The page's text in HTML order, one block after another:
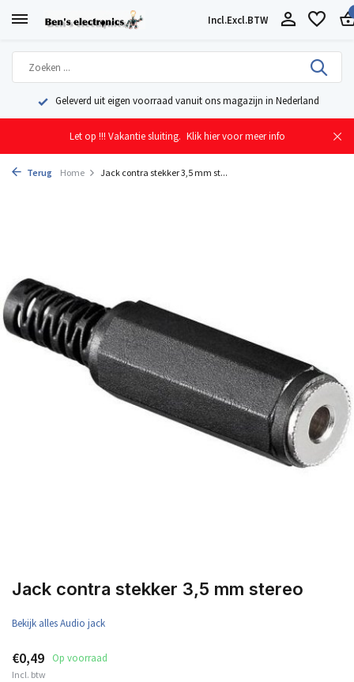
Incl.Excl.BTW
Geleverd uit eigen voorraad vanuit ons magazijn in Nederland
Let op !!! Vakantie sluiting. Klik hier voor meer info
Terug Home Jack contra stekker 3,5 mm st...
Jack contra stekker 3,5 mm stereo
Bekijk alles Audio jack
€0,49 Op voorraad
Incl. btw